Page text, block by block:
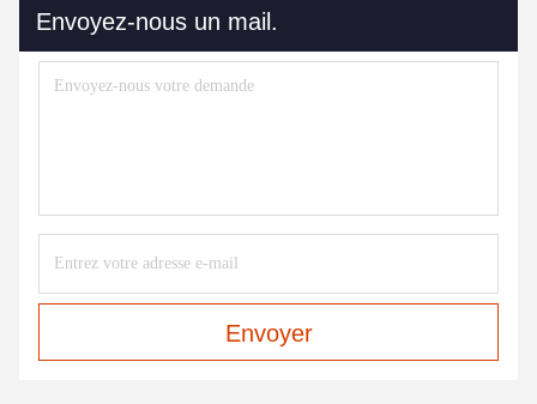
Envoyez-nous un mail.
Envoyer